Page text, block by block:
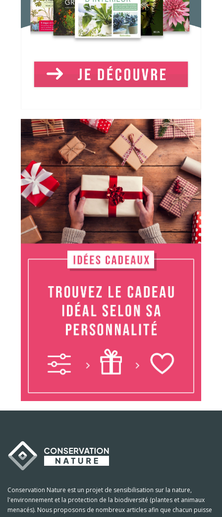
Conservation Nature est un projet de sensibilisation sur la nature,
l'environnement et la protection de la biodiversité (plantes et animaux
menacés). Nous proposons de nombreux articles afin que chacun puisse